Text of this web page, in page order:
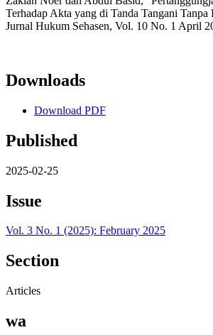
Terhadap Akta yang di Tanda Tangani Tanpa
Jurnal Hukum Sehasen, Vol. 10 No. 1 April
Downloads
Download PDF
Published
2025-02-25
Issue
Vol. 3 No. 1 (2025): February 2025
Section
Articles
wa